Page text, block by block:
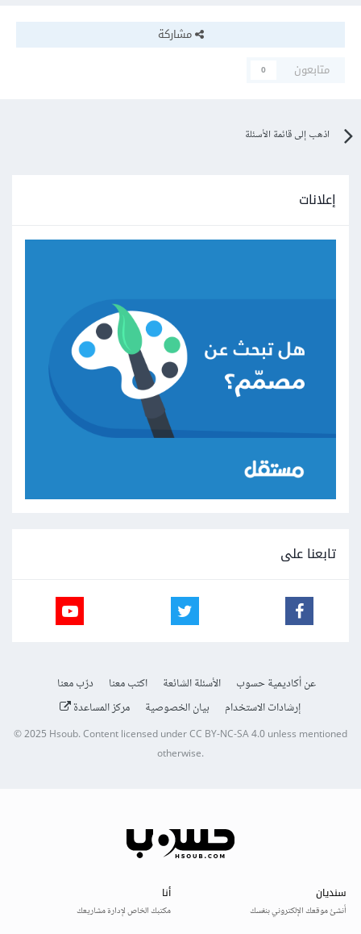
مشاركة
متابعون
0
اذهب إلى قائمة الأسئلة
إعلانات
تابعنا على
عن أكاديمية حسوب الأسئلة الشائعة اكتب معنا
درّب معنا
إرشادات الاستخدام
بيان الخصوصية مركز المساعدة
© 2025Hsoub.Content licensed underCC BY-NC-SA 4.0unless mentioned
otherwise.